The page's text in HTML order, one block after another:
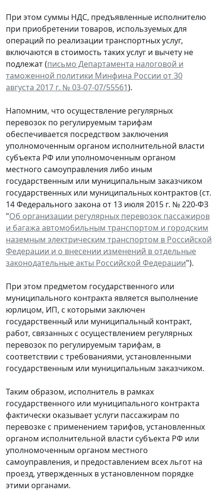
При этом суммы НДС, предъявленные исполнителю
при приобретении товаров, используемых для
операций по реализации транспортных услуг,
включаются в стоимость таких услуг и вычету не
подлежат (письмо Департамента налоговой и
таможенной политики Минфина России от 30
августа 2017 г. № 03-07-07/55561).
Напомним, что осуществление регулярных
перевозок по регулируемым тарифам
обеспечивается посредством заключения
уполномоченным органом исполнительной власти
субъекта РФ или уполномоченным органом
местного самоуправления либо иным
государственным или муниципальным заказчиком
государственных или муниципальных контрактов (ст.
14 Федерального закона от 13 июля 2015 г. № 220-ФЗ
"Об организации регулярных перевозок пассажиров
и багажа автомобильным транспортом и городским
наземным электрическим транспортом в Российской
Федерации и о внесении изменений в отдельные
законодательные акты Российской Федерации").
При этом предметом государственного или
муниципального контракта является выполнение
юрлицом, ИП, с которыми заключен
государственный или муниципальный контракт,
работ, связанных с осуществлением регулярных
перевозок по регулируемым тарифам, в
соответствии с требованиями, установленными
государственным или муниципальным заказчиком.
Таким образом, исполнитель в рамках
государственного или муниципального контракта
фактически оказывает услуги пассажирам по
перевозке с применением тарифов, установленных
органом исполнительной власти субъекта РФ или
уполномоченным органом местного
самоуправления, и предоставлением всех льгот на
проезд, утвержденных в установленном порядке
этими органами.